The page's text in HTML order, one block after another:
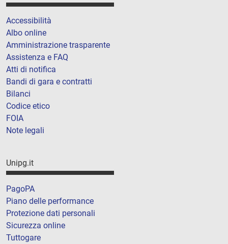
Accessibilità
Albo online
Amministrazione trasparente
Assistenza e FAQ
Atti di notifica
Bandi di gara e contratti
Bilanci
Codice etico
FOIA
Note legali
Unipg.it
PagoPA
Piano delle performance
Protezione dati personali
Sicurezza online
Tuttogare